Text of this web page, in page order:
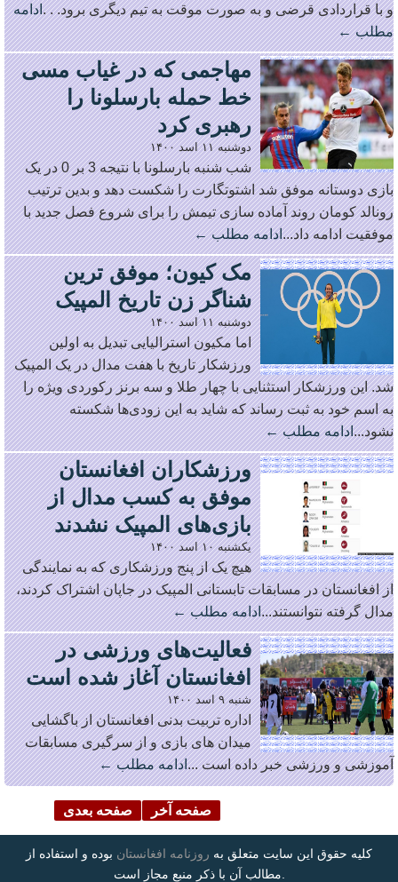
و با قراردادی قرضی و به صورت موقت به تیم دیگری برود. . .ادامه
مطلب ←
مهاجمی که در غیاب مسی
خط حمله بارسلونا را
رهبری کرد
دوشنبه ۱۱ اسد ۱۴۰۰
شب شنبه بارسلونا با نتیجه 3 بر 0 در یک
بازی دوستانه موفق شد اشتوتگارت را شکست دهد و بدین ترتیب
رونالد کومان روند آماده سازی تیمش را برای شروع فصل جدید با
موفقیت ادامه داد...ادامه مطلب ←
مک کیون؛ موفق ترین
شناگر زن تاریخ المپیک
دوشنبه ۱۱ اسد ۱۴۰۰
اما مکیون استرالیایی تبدیل به اولین
ورزشکار تاریخ با هفت مدال در یک المپیک
شد. این ورزشکار استثنایی با چهار طلا و سه برنز رکوردی ویژه را
به اسم خود به ثبت رساند که شاید به این زودی‌ها شکسته
نشود...ادامه مطلب ←
ورزشکاران افغانستان
موفق به کسب مدال از
بازی‌های المپیک نشدند
یکشنبه ۱۰ اسد ۱۴۰۰
هیچ یک از پنج ورزشکاری که به نمایندگی
از افغانستان در مسابقات تابستانی المپیک در جاپان اشتراک کردند،
مدال گرفته نتوانستند...ادامه مطلب ←
فعالیت‌های ورزشی در
افغانستان آغاز شده است
شنبه ۹ اسد ۱۴۰۰
اداره تربیت بدنی افغانستان از باگشایی
میدان های بازی و از سرگیری مسابقات
آموزشی و ورزشی خبر داده است ...ادامه مطلب ←
صفحه بعدی صفحه آخر
کلیه حقوق این سایت متعلق به روزنامه افغانستان بوده و استفاده از